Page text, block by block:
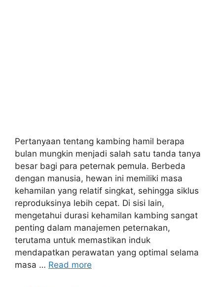
Pertanyaan tentang kambing hamil berapa
bulan mungkin menjadi salah satu tanda tanya
besar bagi para peternak pemula. Berbeda
dengan manusia, hewan ini memiliki masa
kehamilan yang relatif singkat, sehingga siklus
reproduksinya lebih cepat. Di sisi lain,
mengetahui durasi kehamilan kambing sangat
penting dalam manajemen peternakan,
terutama untuk memastikan induk
mendapatkan perawatan yang optimal selama
masa … Read more